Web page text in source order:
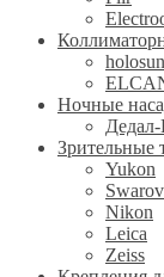
holosun
Ночные
Зрительные
Yukon
Nikon
Leica
Zeiss